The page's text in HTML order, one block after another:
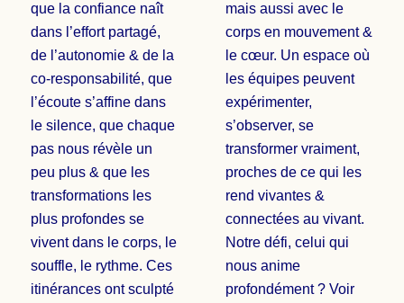
que la confiance naît
dans l’effort partagé,
de l’autonomie & de la
co-responsabilité, que
l’écoute s’affine dans
le silence, que chaque
pas nous révèle un
peu plus & que les
transformations les
plus profondes se
vivent dans le corps, le
souffle, le rythme. Ces
itinérances ont sculpté
mais aussi avec le
corps en mouvement &
le cœur. Un espace où
les équipes peuvent
expérimenter,
s’observer, se
transformer vraiment,
proches de ce qui les
rend vivantes &
connectées au vivant.
Notre défi, celui qui
nous anime
profondément ? Voir